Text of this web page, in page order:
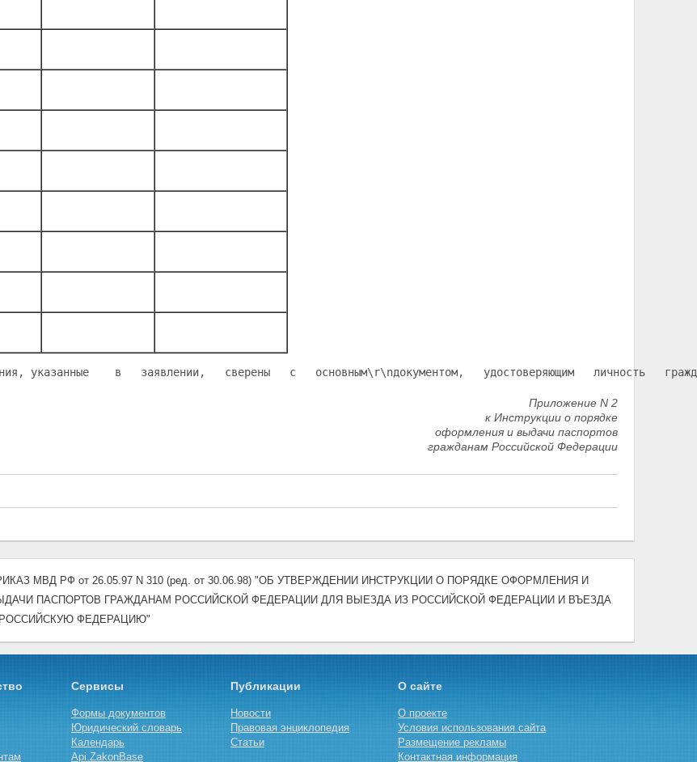
указанные    в   заявлении,   сверены   с   основным
\r\nдокументом,   удостоверяющим   личность
Приложение N 2
к Инструкции о порядке
оформления и выдачи паспортов
гражданам Российской Федерации
МВД РФ от 26.05.97 N 310 (ред. от 30.06.98) "ОБ УТВЕРЖДЕНИИ ИНСТРУКЦИИ О ПОРЯДКЕ ОФОРМЛЕНИЯ И
ПАСПОРТОВ ГРАЖДАНАМ РОССИЙСКОЙ ФЕДЕРАЦИИ ДЛЯ ВЫЕЗДА ИЗ РОССИЙСКОЙ ФЕДЕРАЦИИ И ВЪЕЗДА
ФЕДЕРАЦИЮ"
Сервисы
Формы документов
Юридический словарь
Календарь
Api.ZakonBase
Публикации
Новости
Правовая энциклопедия
Статьи
О сайте
О проекте
Условия использования сайта
Размещение рекламы
Контактная информация